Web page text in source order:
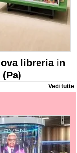
libreria in
Vedi tutte